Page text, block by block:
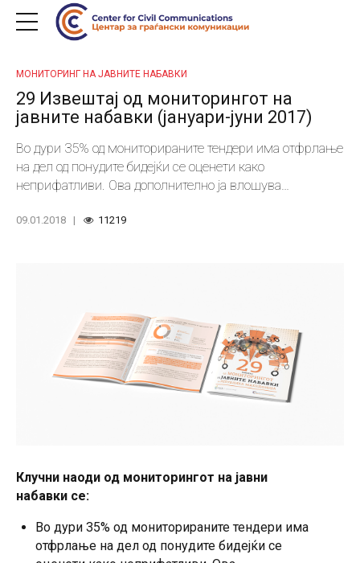
МОНИТОРИНГ НА ЈАВНИТЕ НАБАВКИ
29 Извештај од мониторингот на
јавните набавки (јануари-јуни 2017)
Во дури 35% од мониторираните тендери има отфрлање
на дел од понудите бидејќи се оценети како
неприфатливи. Ова дополнително ја влошува
09.01.2018 11219
Клучни наоди од мониторингот на јавни
набавки се:
Во дури 35% од мониторираните тендери има
отфрлање на дел од понудите бидејќи се